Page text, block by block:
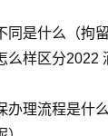
是什么（拘
么样区分2022
办理流程是什